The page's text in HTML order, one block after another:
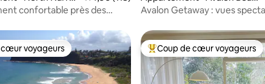
confortable près des
h
Avalon Getaway : vues
cœur voyageurs
voyageurs Coups de cœur voyageurs
Coup de cœur voyageurs